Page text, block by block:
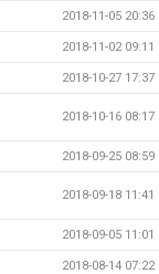
2018-11-05 20:36
2018-11-02 09:11
2018-10-27 17:37
2018-10-16 08:17
2018-09-25 08:59
2018-09-18 11:41
2018-09-05 11:01
2018-08-14 07:22